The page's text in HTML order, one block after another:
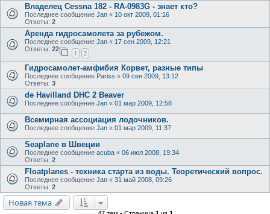
Владелец Сessna 182 - RA-0983G - знает кто?
Последнее сообщение Jan « 10 окт 2009, 01:16
Ответы: 2
Аренда гидросамолета за рубежом.
Последнее сообщение Jan « 17 сен 2009, 12:21
Ответы: 22
1 2
Гидросамолет-амфибия Корвет, разные типы
Последнее сообщение Pariss « 09 сен 2009, 13:12
Ответы: 3
de Havilland DHC 2 Beaver
Последнее сообщение Jan « 01 мар 2009, 12:58
Всемирная ассоциация лодочников.
Последнее сообщение Jan « 01 мар 2009, 11:37
Seaplane в Швеции
Последнее сообщение acuba « 06 июл 2008, 19:34
Ответы: 2
Floatplanes - техника старта из воды. Теоретический вопрос.
Последнее сообщение Jan « 31 май 2008, 09:26
Ответы: 2
Новая тема